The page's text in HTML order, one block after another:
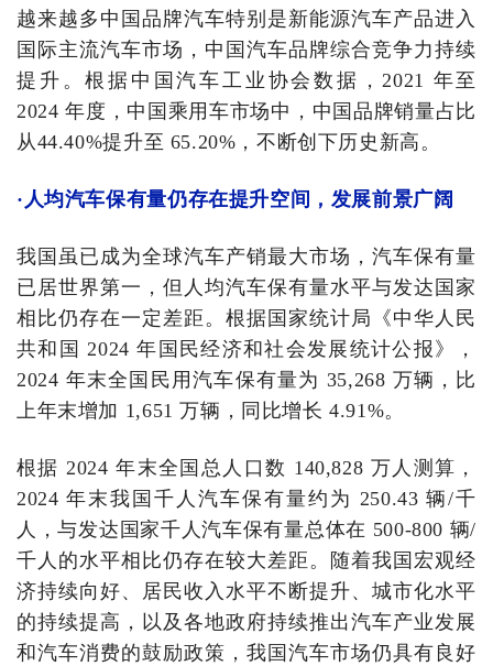
越来越多中国品牌汽车特别是新能源汽车产品进入
国际主流汽车市场，中国汽车品牌综合竞争力持续
提升。根据中国汽车工业协会数据，2021 年至
2024 年度，中国乘用车市场中，中国品牌销量占比
从44.40%提升至 65.20%，不断创下历史新高。
· 人均汽车保有量仍存在提升空间，发展前景广阔
我国虽已成为全球汽车产销最大市场，汽车保有量
已居世界第一，但人均汽车保有量水平与发达国家
相比仍存在一定差距。根据国家统计局《中华人民
共和国 2024 年国民经济和社会发展统计公报》，
2024 年末全国民用汽车保有量为 35,268 万辆，比
上年末增加 1,651 万辆，同比增长 4.91%。
根据 2024 年末全国总人口数 140,828 万人测算，
2024 年末我国千人汽车保有量约为 250.43 辆/千
人，与发达国家千人汽车保有量总体在 500-800 辆/
千人的水平相比仍存在较大差距。随着我国宏观经
济持续向好、居民收入水平不断提升、城市化水平
的持续提高，以及各地政府持续推出汽车产业发展
和汽车消费的鼓励政策，我国汽车市场仍具有良好